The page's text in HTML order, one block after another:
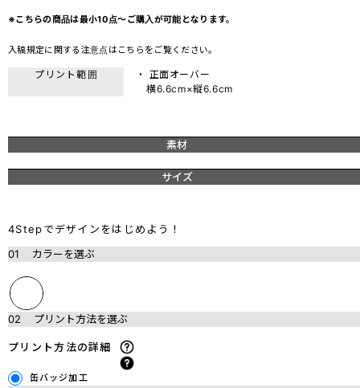
※こちらの商品は最小10点～ご購入が可能となります。
入稿規定に関する注意点は こちら をご覧ください。
プリント範囲
・ 正面オーバー
横6.6cm×縦6.6cm
素材
サイズ
4Stepでデザインをはじめよう！
01
カラーを選ぶ
02 プリント方法を選ぶ
プリント方法の詳細
缶バッジ加工